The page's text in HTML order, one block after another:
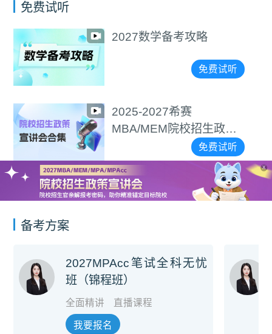
免费试听
2027数学备考攻略
免费试听
2025-2027希赛
MBA/MEM院校招生政策
免费试听
X
备考方案
2027MPAcc笔试全科无忧
班（锦程班）
全面精讲 直播课程
我要报名